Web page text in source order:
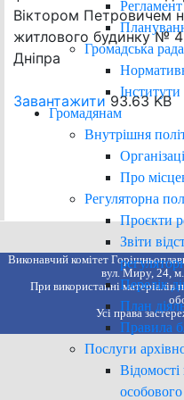
Громадська рада
Інститути
Громадянам
Внутрішня
Про
Регуляторна
Проєкти
Звіти
Перелік
План
Правила
Послуги
Віктором Петровичем
житлового будинку №
Дніпра
Завантажити 93.63 KB
Виконавчий комітет
вул. Миру, 24,
При використанні матеріалів
Усі права